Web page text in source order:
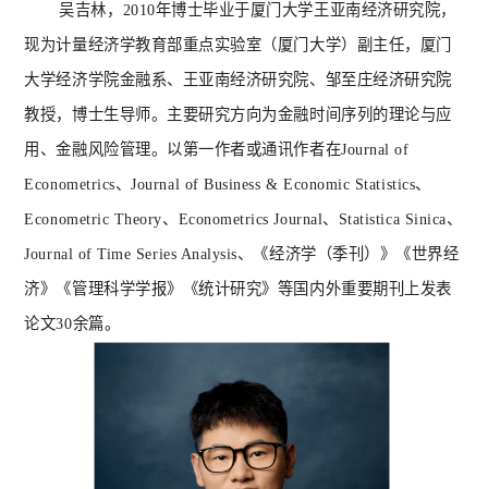
吴吉林， 2010年博士毕业于厦门大学王亚南经济研究院，
现为计量经济学教育部重点实验室（厦门大学）副主任，厦门
大学经济学院金融系、王亚南经济研究院、邹至庄经济研究院
教授，博士生导师。主要研究方向为金融时间序列的理论与应
用、金融风险管理。以第一作者或通讯作者在Journal of
Econometrics、Journal of Business & Economic Statistics、
Econometric Theory、Econometrics Journal、Statistica Sinica、
Journal of Time Series Analysis、《经济学（季刊）》《世界经
济》《管理科学学报》《统计研究》等国内外重要期刊上发表
论文30余篇。